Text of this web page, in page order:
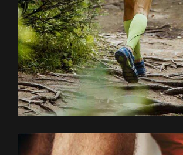
EXPLOREZ LE PARCOURS